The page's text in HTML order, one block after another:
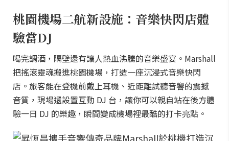
桃園機場二航新設施：音樂快閃店體
驗當DJ
喝完調酒，隔壁還有讓人熱血沸騰的音樂盛宴。Marshall
把搖滾靈魂搬進桃園機場，打造一座沉浸式音樂快閃
店。旅客能在登機前戴上耳機、近距離試聽音響的震撼
音質，現場還設置互動 DJ 台，讓你可以親自站在後方體
驗一日 DJ 的樂趣，瞬間變成機場裡最酷的打卡亮點。